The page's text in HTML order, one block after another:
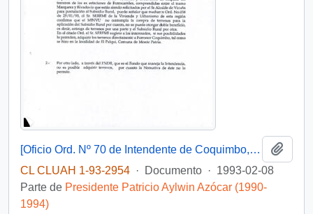
[Oficio Ord. Nº 70 de Intendente de Coquimbo, responde]
CL CLUAH 1-93-2954 · Documento · 1993-02-08
Parte de Presidente Patricio Aylwin Azócar (1990-
1994)